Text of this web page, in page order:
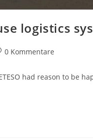
logistics
0 Kommentare
had reason to be